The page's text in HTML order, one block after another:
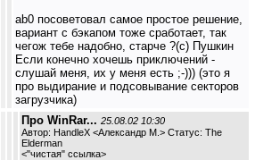
ab0 посоветовал самое простое решение,
вариант с бэкапом тоже сработает, так
чегож тебе надобно, старче ?(с) Пушкин
Если конечно хочешь приключений -
слушай меня, их у меня есть ;-))) (это я
про выдирание и подсовывание секторов
загрузчика)
Про WinRar... 25.08.02 10:30
Автор: HandleX <Александр М.> Статус: The
Elderman
<"чистая" ссылка>